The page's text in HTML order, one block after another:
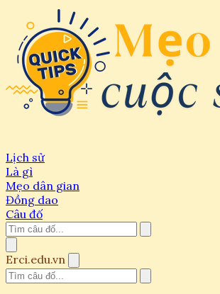
Lịch sử
Là gì
Mẹo dân gian
Đồng dao
Câu đố
Erci.edu.vn